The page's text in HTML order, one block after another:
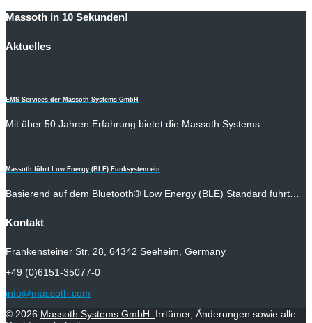
Massoth in 10 Sekunden!
Aktuelles
EMS Services der Massoth Systems GmbH
Mit über 50 Jahren Erfahrung bietet die Massoth Systems…
Massoth führt Low Energy (BLE) Funksystem ein
Basierend auf dem Bluetooth® Low Energy (BLE) Standard führt…
Kontakt
Frankensteiner Str. 28, 64342 Seeheim, Germany
+49 (0)6151-35077-0
info@massoth.com
© 2026 Massoth Systems GmbH. Irrtümer, Änderungen sowie alle